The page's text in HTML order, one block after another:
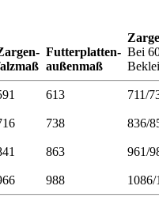
Futterplatten-
außenmaß
Bei
613 711/
738 836/
863 961/
988 1086/